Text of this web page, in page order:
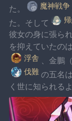
た。
魔神戦争
た。そして
彼女の身に張ら
を抑えていたの
浮舎
、金鵬（
伐難 の五名
く世に知られる